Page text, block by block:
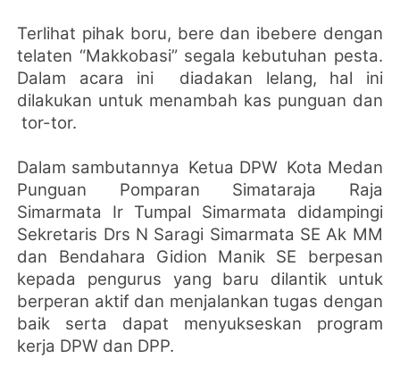
Terlihat pihak boru, bere dan ibebere dengan
telaten “Makkobasi” segala kebutuhan pesta.
Dalam acara ini
diadakan lelang, hal ini
dilakukan untuk menambah kas punguan dan
tor-tor.
Dalam sambutannya Ketua DPW Kota Medan
Punguan Pomparan Simataraja Raja
Simarmata Ir Tumpal Simarmata didampingi
Sekretaris Drs N Saragi Simarmata SE Ak MM
dan Bendahara Gidion Manik SE berpesan
kepada pengurus yang baru dilantik untuk
berperan aktif dan menjalankan tugas dengan
baik serta dapat menyukseskan program
kerja DPW dan DPP.